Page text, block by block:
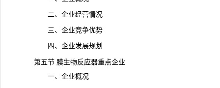
二、企业经营情况
三、企业竞争优势
四、企业发展规划
第五节 膜生物反应器重点企业
一、企业概况